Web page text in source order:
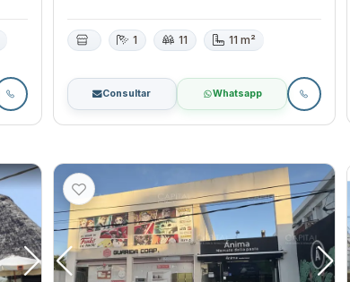
1 11 11 m²
Consultar Whatsapp